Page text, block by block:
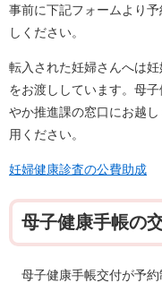
事前に下記フォームより
しください。
転入された妊婦さんへは
をお渡ししています。母
やか推進課の窓口にお越
用ください。
妊婦健康診査の公費助成
母子健康手帳の
母子健康手帳交付が予約